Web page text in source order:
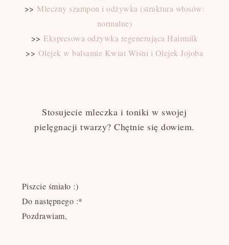
>> Mleczny szampon i odżywka (struktura włosów:
normalne)
>> Ekspresowa odżywka regenerująca Hairmilk
>> Olejek w balsamie Kwiat Wiśni i Olejek Jojoba
Stosujecie mleczka i toniki w swojej
pielęgnacji twarzy? Chętnie się dowiem.
Piszcie śmiało :)
Do następnego :*
Pozdrawiam,